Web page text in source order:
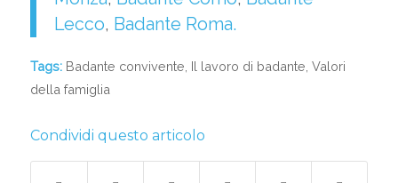
Lecco, Badante Roma.
Tags: Badante convivente Il lavoro di badante Valori
della famiglia
Condividi questo articolo